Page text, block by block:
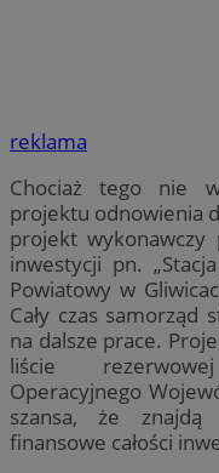
reklama
Chociaż tego nie
projektu odnowienia
projekt wykonawczy
inwestycji pn.
Powiatowy w
Cały czas samorząd
na dalsze prace.
liście
Operacyjnego
szansa, że
finansowe całości